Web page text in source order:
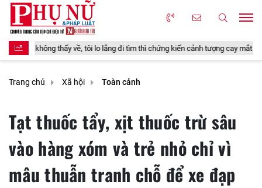
lo lắng đi tìm thì chứng kiến cảnh tượng cay mắt Loại quả đặc sản
Trang chủ Xã hội Toàn cảnh
Tạt thuốc tẩy, xịt thuốc trừ sâu
vào hàng xóm và trẻ nhỏ chỉ vì
mâu thuẫn tranh chỗ để xe đạp